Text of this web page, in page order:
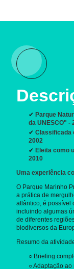
✔ Parque
da UNESCO" -
✔ Classificada
2002
✔ Eleita como
2010
Uma experiência
O Parque Marinho
a prática de
atlântico, é possível
incluindo algumas
de diferentes
biodiversos da
Resumo da
○ Briefing
○ Adaptação